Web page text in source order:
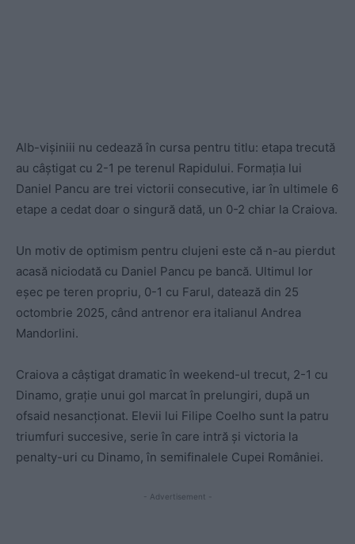
Alb-vișiniii nu cedează în cursa pentru titlu: etapa trecută
au câștigat cu 2-1 pe terenul Rapidului. Formația lui
Daniel Pancu are trei victorii consecutive, iar în ultimele 6
etape a cedat doar o singură dată, un 0-2 chiar la Craiova.
Un motiv de optimism pentru clujeni este că n-au pierdut
acasă niciodată cu Daniel Pancu pe bancă. Ultimul lor
eșec pe teren propriu, 0-1 cu Farul, datează din 25
octombrie 2025, când antrenor era italianul Andrea
Mandorlini.
Craiova a câștigat dramatic în weekend-ul trecut, 2-1 cu
Dinamo, grație unui gol marcat în prelungiri, după un
ofsaid nesancționat. Elevii lui Filipe Coelho sunt la patru
triumfuri succesive, serie în care intră și victoria la
penalty-uri cu Dinamo, în semifinalele Cupei României.
- Advertisement -